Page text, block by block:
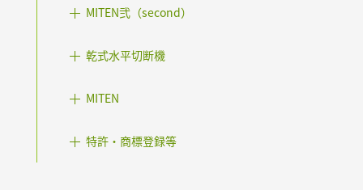
MITEN弐（second）
乾式水平切断機
MITEN
特許・商標登録等